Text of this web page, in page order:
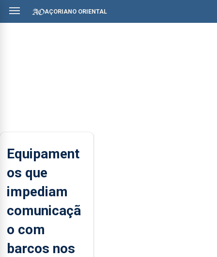
AÇORIANO ORIENTAL
Equipament
os que
impediam
comunicaçã
o com
barcos nos